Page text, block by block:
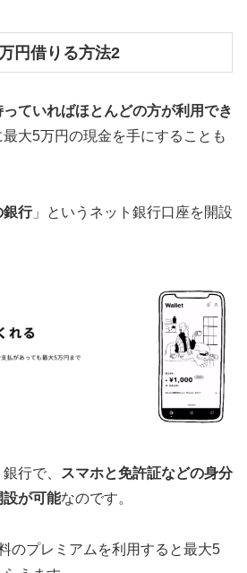
円借りる方法2
ていればほとんどの方が利用でき
大5万円の現金を手にすることも
銀行」というネット銀行口座を開設
行で、
スマホと免許証などの身分
設が可能なのです。
のプレミアムを利用すると最大5